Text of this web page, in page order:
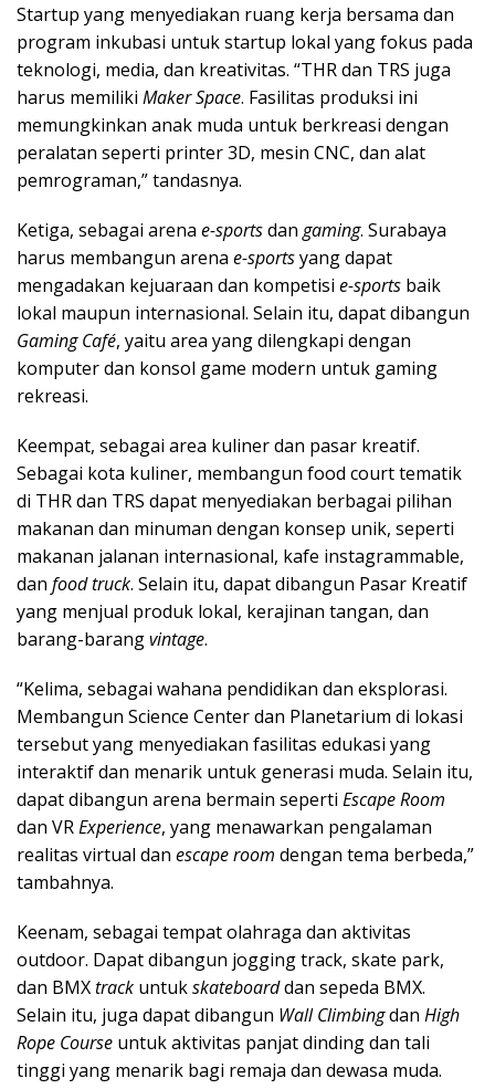
Startup yang menyediakan ruang kerja bersama dan
program inkubasi untuk startup lokal yang fokus pada
teknologi, media, dan kreativitas. “THR dan TRS juga
harus memiliki Maker Space. Fasilitas produksi ini
memungkinkan anak muda untuk berkreasi dengan
peralatan seperti printer 3D, mesin CNC, dan alat
pemrograman,” tandasnya.
Ketiga, sebagai arena e-sportsdan gaming. Surabaya
harus membangun arena e-sportsyang dapat
mengadakan kejuaraan dan kompetisi e-sports baik
lokal maupun internasional. Selain itu, dapat dibangun
Gaming Café, yaitu area yang dilengkapi dengan
komputer dan konsol game modern untuk gaming
rekreasi.
Keempat, sebagai area kuliner dan pasar kreatif.
Sebagai kota kuliner, membangun food court tematik
di THR dan TRS dapat menyediakan berbagai pilihan
makanan dan minuman dengan konsep unik, seperti
makanan jalanan internasional, kafe instagrammable,
dan food truck. Selain itu, dapat dibangun Pasar Kreatif
yang menjual produk lokal, kerajinan tangan, dan
barang-barangvintage.
“Kelima, sebagai wahana pendidikan dan eksplorasi.
Membangun Science Center dan Planetarium di lokasi
tersebut yang menyediakan fasilitas edukasi yang
interaktif dan menarik untuk generasi muda. Selain itu,
dapat dibangun arena bermain seperti Escape Room
dan VRExperience, yang menawarkan pengalaman
realitas virtual dan escape room dengan tema berbeda,”
tambahnya.
Keenam, sebagai tempat olahraga dan aktivitas
outdoor. Dapat dibangun jogging track, skate park,
dan BMXtrack untukskateboarddan sepeda BMX.
Selain itu, juga dapat dibangun Wall Climbingdan High
Rope Course untuk aktivitas panjat dinding dan tali
tinggi yang menarik bagi remaja dan dewasa muda.